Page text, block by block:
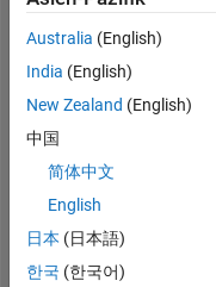
(BCI)
MATLAB
Answers
Abzeichen
20 Jul 2017
Australia (English)
India (English)
New Zealand (English)
中国
简体中文
English
日本 (日本語)
한국 (한국어)